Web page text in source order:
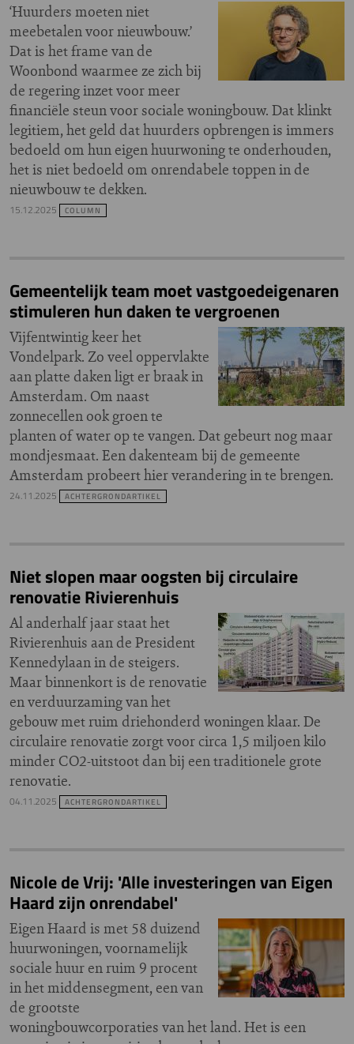
‘Huurders moeten niet
meebetalen voor nieuwbouw.’
Dat is het frame van de
Woonbond waarmee ze zich bij
de regering inzet voor meer
financiële steun voor sociale woningbouw. Dat klinkt
legitiem, het geld dat huurders opbrengen is immers
bedoeld om hun eigen huurwoning te onderhouden,
het is niet bedoeld om onrendabele toppen in de
nieuwbouw te dekken.
15.12.2025 COLUMN
Gemeentelijk team moet vastgoedeigenaren
stimuleren hun daken te vergroenen
Vijfentwintig keer het
Vondelpark. Zo veel oppervlakte
aan platte daken ligt er braak in
Amsterdam. Om naast
zonnecellen ook groen te
planten of water op te vangen. Dat gebeurt nog maar
mondjesmaat. Een dakenteam bij de gemeente
Amsterdam probeert hier verandering in te brengen.
24.11.2025 ACHTERGRONDARTIKEL
Niet slopen maar oogsten bij circulaire
renovatie Rivierenhuis
Al anderhalf jaar staat het
Rivierenhuis aan de President
Kennedylaan in de steigers.
Maar binnenkort is de renovatie
en verduurzaming van het
gebouw met ruim driehonderd woningen klaar. De
circulaire renovatie zorgt voor circa 1,5 miljoen kilo
minder CO2-uitstoot dan bij een traditionele grote
renovatie.
04.11.2025 ACHTERGRONDARTIKEL
Nicole de Vrij: 'Alle investeringen van Eigen
Haard zijn onrendabel'
Eigen Haard is met 58 duizend
huurwoningen, voornamelijk
sociale huur en ruim 9 procent
in het middensegment, een van
de grootste
woningbouwcorporaties van het land. Het is een